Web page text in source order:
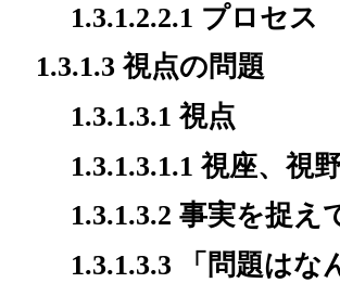
1.3.1.2.2.1 プロセス
1.3.1.3 視点の問題
1.3.1.3.1 視点
1.3.1.3.1.1 視座、視
1.3.1.3.2 事実を捉え
1.3.1.3.3 「問題は